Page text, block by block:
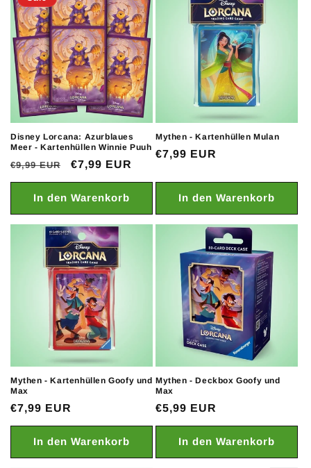
Disney Lorcana: Azurblaues
Meer - Kartenhüllen Winnie Puuh
Normaler
Preis
€9,99 EUR Verkaufspreis
€7,99 EUR
In den Warenkorb
Mythen - Kartenhüllen Mulan
Normaler
€7,99 EUR
In den Warenkorb
Mythen - Kartenhüllen Goofy und
Max
Normaler
Preis
€7,99 EUR
In den Warenkorb
Mythen - Deckbox Goofy und
Max
Normaler
Preis
€5,99 EUR
In den Warenkorb